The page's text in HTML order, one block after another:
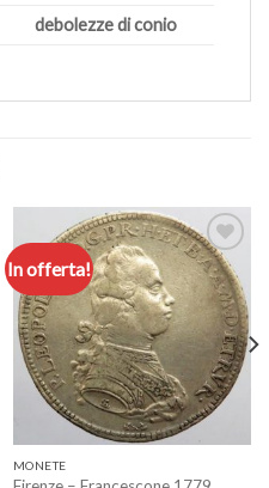
debolezze di conio
In offerta!
Aggiungi
a lista
dei
desideri
MONETE